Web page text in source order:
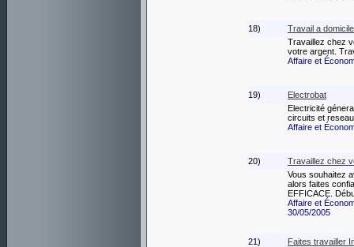
18)
Travail a
Travaillez chez
votre argent.
Affaire et
19)
Electrobat
Electricité
circuits et
Affaire et
20)
Travaillez chez
Vous souhaitez
alors faites
EFFICACE.
Affaire et
30/05/2005
21)
Faites travailler